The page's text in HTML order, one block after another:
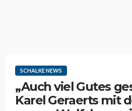
SCHALKE NEWS
„Auch viel Gutes
Karel Geraerts mit